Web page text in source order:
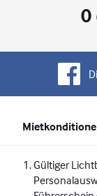
0
Gültiger